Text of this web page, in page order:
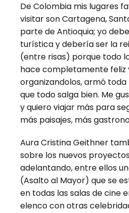
De Colombia mis lugares
visitar son Cartagena,
parte de Antioquia; yo
turística y debería ser la
(entre risas) porque todo
hace completamente feliz
organizandolos, armó
que todo salga bien. Me
y quiero viajar más para
más paisajes, más
Aura Cristina Geithner
sobre los nuevos
adelantando, entre ellos
(Asalto al Mayor) que se
en todas las salas de cine
elenco con otras